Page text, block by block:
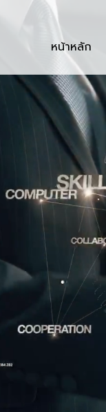
หน้าหลัก